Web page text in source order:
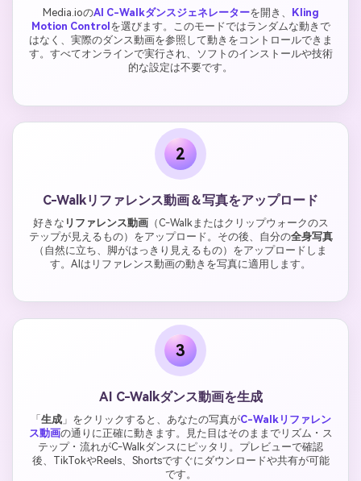
Media.ioのAI C-Walkダンスジェネレーターを開き、
Kling
Motion Control を選びます。このモードではランダムな動きで
はなく、実際のダンス動画を参照して動きをコントロールできま
す。すべてオンラインで実行され、ソフトのインストールや技術
的な設定は不要です。
2
C-Walkリファレンス動画＆写真をアップロード
好きな リファレンス動画（C-Walkまたはクリップウォークのス
テップが見えるもの）をアップロード。その後、自分の全身写真
（自然に立ち、脚がはっきり見えるもの）をアップロードしま
す。AIはリファレンス動画の動きを写真に適用します。
3
AI C-Walkダンス動画を生成
「 生成」をクリックすると、あなたの写真がC-Walkリファレン
ス動画の通りに正確に動きます。見た目はそのままでリズム・ス
テップ・流れがC-Walkダンスにピッタリ。プレビューで確認
後、TikTokやReels、Shortsですぐにダウンロードや共有が可能
です。